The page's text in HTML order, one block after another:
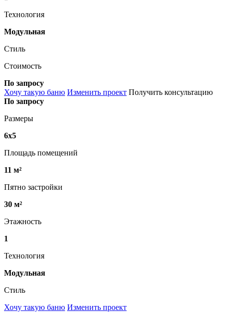
Технология
Модульная
Стиль
Стоимость
По запросу
Хочу такую баню Изменить проект Получить консультацию
По запросу
Размеры
6х5
Площадь помещений
11 м²
Пятно застройки
30 м²
Этажность
1
Технология
Модульная
Стиль
Хочу такую баню Изменить проект